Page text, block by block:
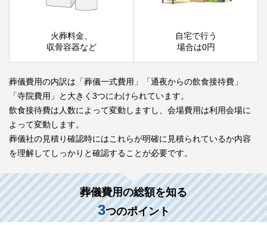
火葬料金、
収骨容器など
自宅で行う
場合は0円
葬儀費用の内訳は「葬儀一式費用」「通夜からの飲食接待費」
「寺院費用」と大きく3つにわけられています。
飲食接待費は人数によって変動しますし、会場費用は利用会場に
よって変動します。
葬儀社の見積り確認時にはこれらが明確に見積られているか内容
を理解してしっかりと確認することが必要です。
葬儀費用の総額を知る
3つのポイント